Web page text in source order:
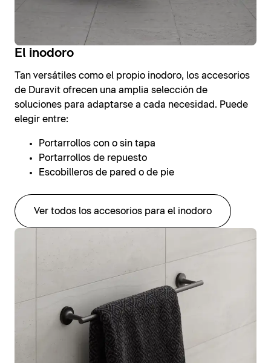
El inodoro
Tan versátiles como el propio inodoro, los accesorios
de Duravit ofrecen una amplia selección de
soluciones para adaptarse a cada necesidad. Puede
elegir entre:
Portarrollos con o sin tapa
Portarrollos de repuesto
Escobilleros de pared o de pie
Ver todos los accesorios para el inodoro